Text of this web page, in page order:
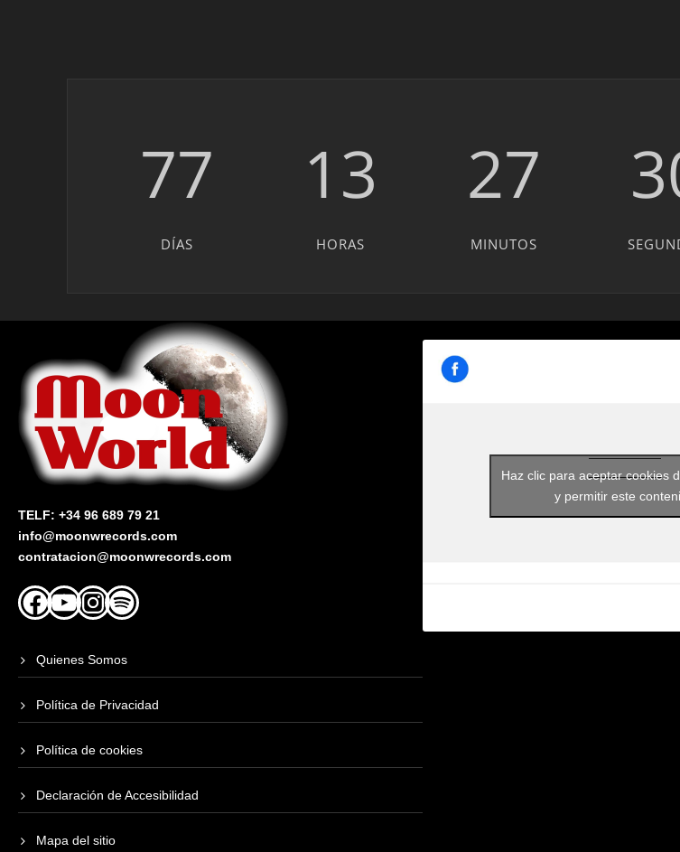
77
DÍAS
13
HORAS
27
MINUTOS
TELF: +34 96 689 79 21
info@moonwrecords.com
contratacion@moonwrecords.com
Facebook
YouTubeInstagram
Spotify
Quienes Somos
Política de Privacidad
Política de cookies
Declaración de Accesibilidad
Mapa del sitio
Haz clic para aceptar cookies
y permitir este